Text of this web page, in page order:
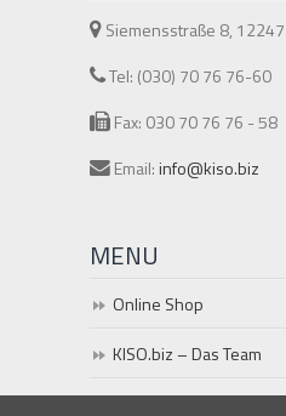
Siemensstraße 8,
Tel: (030) 70 76 76-60
Fax: 030 70 76 76 - 58
Email:info@kiso.biz
MENU
Online Shop
KISO.biz – Das Team
Fragen und Antworten